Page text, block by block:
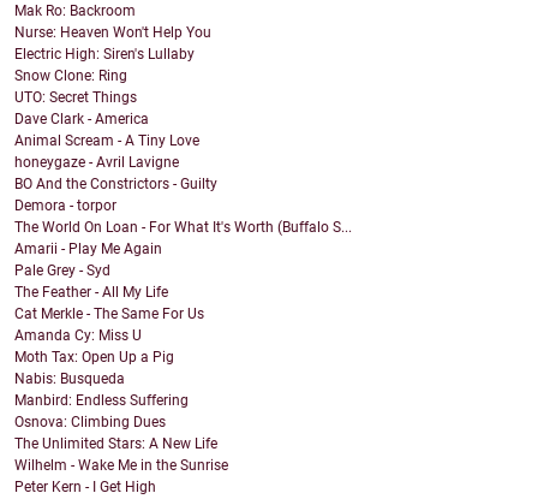
Mak Ro: Backroom
Nurse: Heaven Won't Help You
Electric High: Siren's Lullaby
Snow Clone: Ring
UTO: Secret Things
Dave Clark - America
Animal Scream - A Tiny Love
honeygaze - Avril Lavigne
BO And the Constrictors - Guilty
Demora - torpor
The World On Loan - For What It's Worth (Buffalo S...
Amarii - Play Me Again
Pale Grey - Syd
The Feather - All My Life
Cat Merkle - The Same For Us
Amanda Cy: Miss U
Moth Tax: Open Up a Pig
Nabis: Busqueda
Manbird: Endless Suffering
Osnova: Climbing Dues
The Unlimited Stars: A New Life
Wilhelm - Wake Me in the Sunrise
Peter Kern - I Get High